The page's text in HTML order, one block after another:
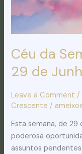
Céu da
29 de
Leave a Comment /
Crescente /
Esta semana, de
poderosa
assuntos
5
Julho